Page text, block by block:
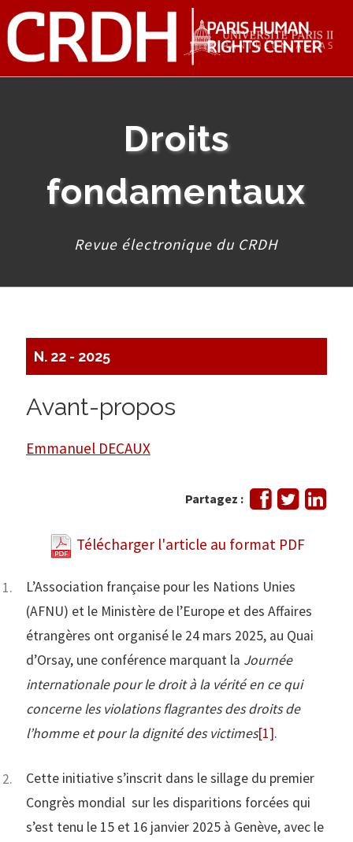
Droits
fondamentaux
Revue électronique du CRDH
N. 22 - 2025
Avant-propos
Emmanuel DECAUX
Partagez :
Partager
Tweeter
Télécharger l'article au format PDF
L’Association française pour les Nations Unies
(AFNU) et le Ministère de l’Europe et des Affaires
étrangères ont organisé le 24 mars 2025, au Quai
d’Orsay, une conférence marquant la Journée
internationale pour le droit à la vérité en ce qui
concerne les violations flagrantes des droits de
l’homme et pour la dignité des victimes[1].
Cette initiative s’inscrit dans le sillage du premier
Congrès mondial sur les disparitions forcées qui
s’est tenu le 15 et 16 janvier 2025 à Genève, avec le